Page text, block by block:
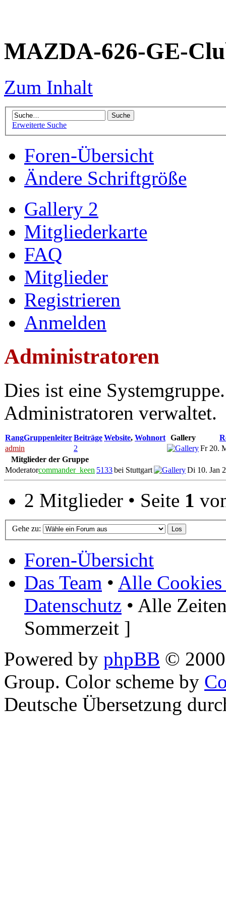
MAZDA-626-GE-
Zum Inhalt
Erweiterte Suche
Foren-Übersicht
Ändere Schriftgröße
Gallery 2
Mitgliederkarte
FAQ
Mitglieder
Registrieren
Anmelden
Administratoren
Dies ist eine
Administratoren verwaltet.
RangGruppenleiterBeiträgeWebsite, Wohnort Gallery
admin
2
Fr 20.
Mitglieder der Gruppe
Moderatorcommander_keen 5133bei Stuttgart Di 10. Jan
2 Mitglieder • Seite 1
Gehe zu:
Foren-Übersicht
Das Team • Alle Cookies
Datenschutz • Alle
Sommerzeit ]
Powered by phpBB ©
Group. Color scheme by
Deutsche Übersetzung